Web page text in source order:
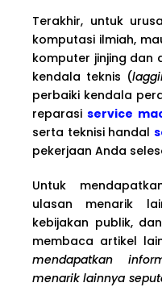
Terakhir, untuk
komputasi ilmiah,
komputer jinjing dan
kendala teknis (
perbaiki kendala
reparasiservice
serta teknisi handal
pekerjaan Anda
Untuk
ulasan menarik
kebijakan publik,
membaca artikel
mendapatkan
menarik lainnya